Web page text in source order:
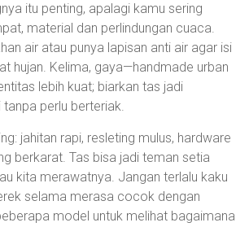
itu penting, apalagi kamu sering
material dan perlindungan cuaca.
air atau punya lapisan anti air agar isi
hujan. Kelima, gaya—handmade urban
lebih kuat; biarkan tas jadi
perlu berteriak.
jahitan rapi, resleting mulus, hardware
berkarat. Tas bisa jadi teman setia
kita merawatnya. Jangan terlalu kaku
selama merasa cocok dengan
model untuk melihat bagaimana